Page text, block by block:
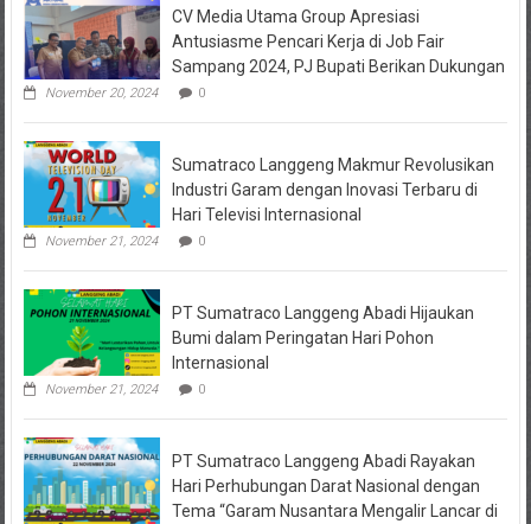
KPRI
Sejahtera
Diselidiki
Kejari
Pihak
Dipanggil
CV Media Utama Group Apresiasi
Antusiasme Pencari Kerja di Job Fair
Sampang 2024, PJ Bupati Berikan Dukungan
November 20, 2024 0
Sumatraco Langgeng Makmur Revolusikan
Industri Garam dengan Inovasi Terbaru di
Hari Televisi Internasional
November 21, 2024 0
PT Sumatraco Langgeng Abadi Hijaukan
Bumi dalam Peringatan Hari Pohon
Internasional
November 21, 2024 0
PT Sumatraco Langgeng Abadi Rayakan
Hari Perhubungan Darat Nasional dengan
Tema “Garam Nusantara Mengalir Lancar di